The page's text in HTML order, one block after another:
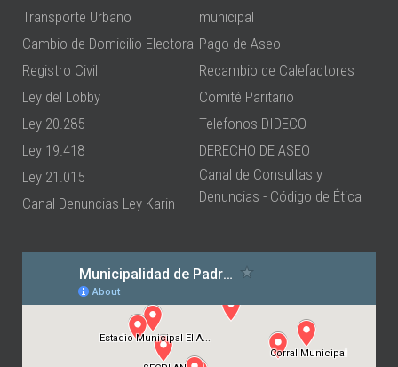
Transporte Urbano
Cambio de Domicilio Electoral
Registro Civil
Ley del Lobby
Ley 20.285
Ley 19.418
Ley 21.015
Canal Denuncias Ley Karin
municipal
Pago de Aseo
Recambio de Calefactores
Comité Paritario
Telefonos DIDECO
DERECHO DE ASEO
Canal de Consultas y
Denuncias - Código de Ética